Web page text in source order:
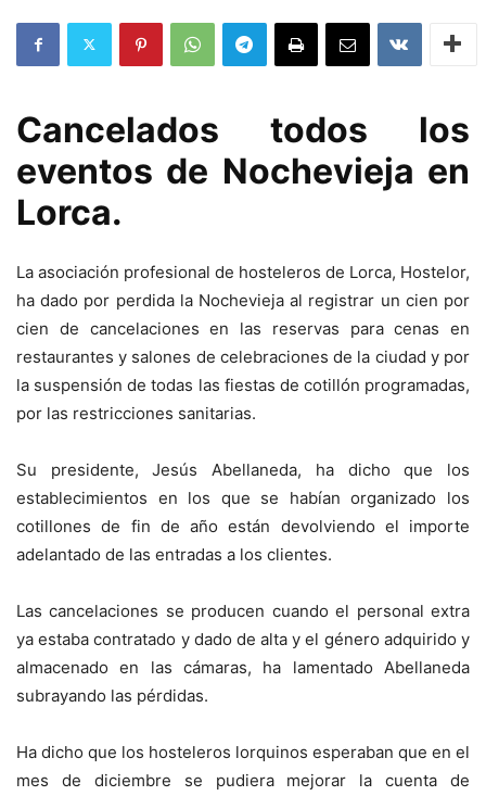
Cancelados todos los
eventos de Nochevieja en
Lorca.
La asociación profesional de hosteleros de Lorca, Hostelor,
ha dado por perdida la Nochevieja al registrar un cien por
cien de cancelaciones en las reservas para cenas en
restaurantes y salones de celebraciones de la ciudad y por
la suspensión de todas las fiestas de cotillón programadas,
por las restricciones sanitarias.
Su presidente, Jesús Abellaneda, ha dicho que los
establecimientos en los que se habían organizado los
cotillones de fin de año están devolviendo el importe
adelantado de las entradas a los clientes.
Las cancelaciones se producen cuando el personal extra
ya estaba contratado y dado de alta y el género adquirido y
almacenado en las cámaras, ha lamentado Abellaneda
subrayando las pérdidas.
Ha dicho que los hosteleros lorquinos esperaban que en el
mes de diciembre se pudiera mejorar la cuenta de